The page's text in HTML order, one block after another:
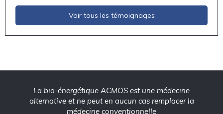
Voir tous les témoignages
La bio-énergétique ACMOS est une médecine
alternative et ne peut en aucun cas remplacer la
médecine conventionnelle